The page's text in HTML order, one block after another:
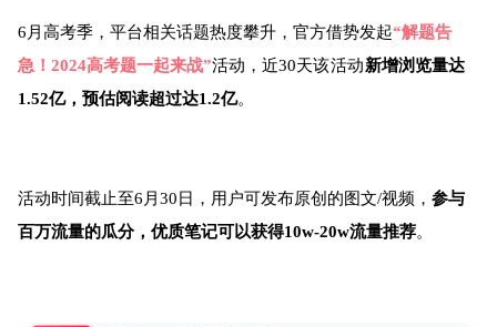
6月高考季，平台相关话题热度攀升，官方借势发起“解题告
急！2024高考题一起来战”活动 ，近30天该活动新增浏览量达
1.52亿，预估阅读超过达1.2亿。
活动时间截止至6月30日，用户可发布原创的图文/视频， 参与
百万流量的瓜分，优质笔记可以获得10w-20w流量推荐。